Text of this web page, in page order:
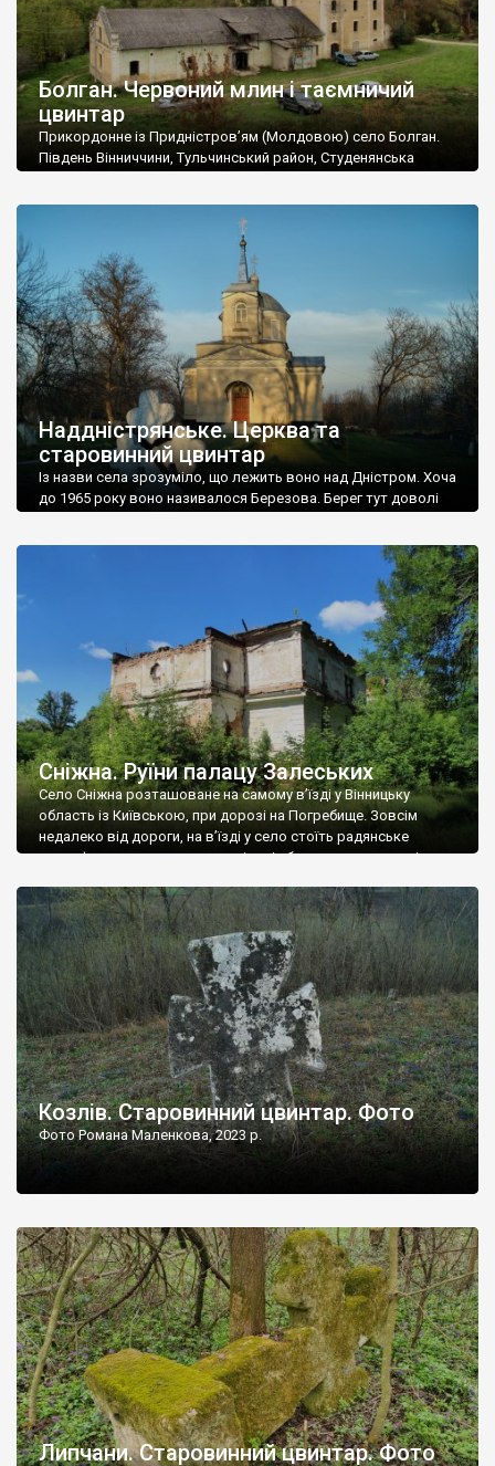
Болган. Червоний млин і таємничий
цвинтар
Прикордонне із Придністров’ям (Молдовою) село Болган.
Південь Вінниччини, Тульчинський район, Студенянська
старовинний цвинтар із кам’яними хрестами. Всі епітафії, які
збереглися, написані кирилицею, церковнослов’янською
мовою. За всіма традиційними ознаками – цвинтар
український. Хрести датуються 19 століттям. У 1924-1940
роках Болган […]
Наддністрянське. Церква та
старовинний цвинтар
Із назви села зрозуміло, що лежить воно над Дністром. Хоча
до 1965 року воно називалося Березова. Берег тут доволі
Наддністрянське відрізняється від більшості навколишніх
сіл. У селі є мурована Михайлівська церква. Точної дати […]
Сніжна. Руїни палацу Залеських
Село Сніжна розташоване на самому в’їзді у Вінницьку
область із Київською, при дорозі на Погребище. Зовсім
недалеко від дороги, на в’їзді у село стоїть радянське
рельєфне пано, яке показує жінку і яблуню, а трохи далі, десь
не видно, але видно дві стареньких колії у траві – […]
Козлів. Старовинний цвинтар. Фото
Фото Романа Маленкова, 2023 р.
Липчани. Старовинний цвинтар. Фото